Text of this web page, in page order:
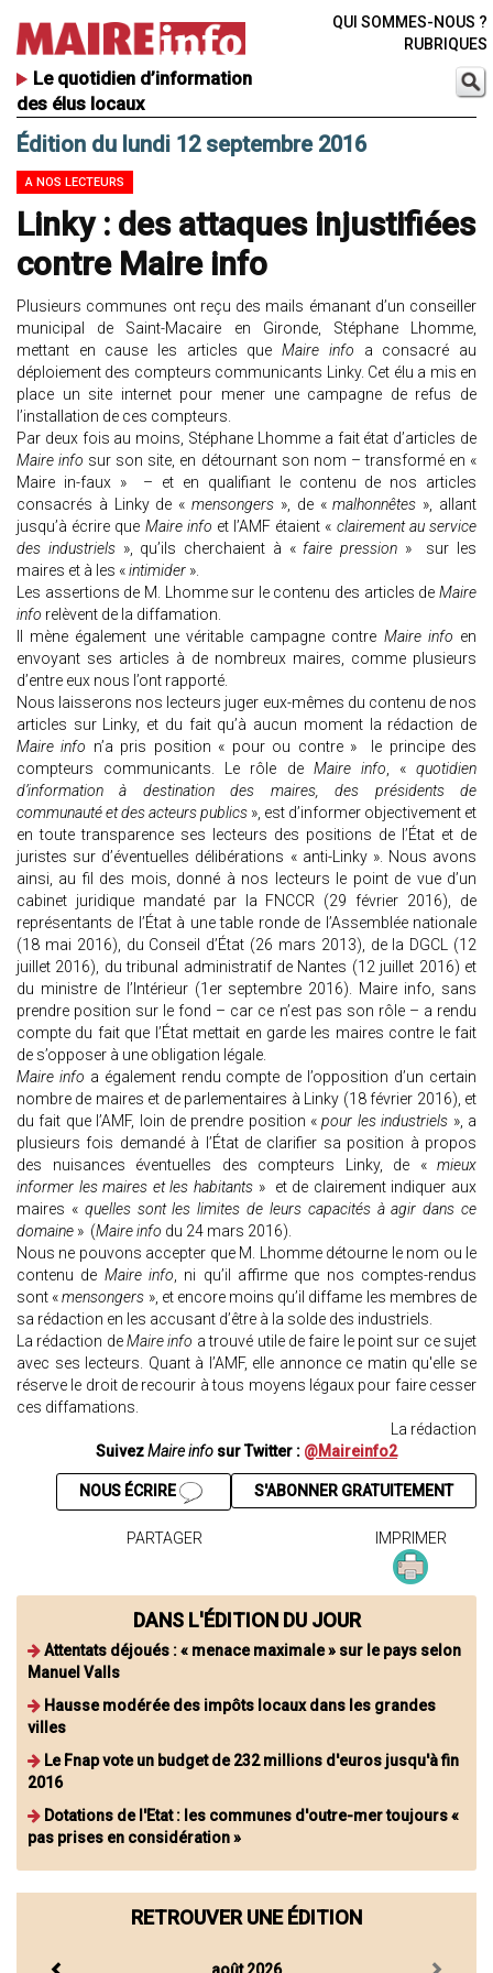
Le quotidien d’information
des élus locaux
QUI SOMMES-NOUS ?
RUBRIQUES
Édition du lundi 12 septembre 2016
A NOS LECTEURS
Linky : des attaques injustifiées
contre Maire info
Plusieurs communes ont reçu des mails émanant d’un conseiller
municipal de Saint-Macaire en Gironde, Stéphane Lhomme,
mettant en cause les articles queMaire info a consacré au
déploiement des compteurs communicants Linky. Cet élu a mis en
place un site internet pour mener une campagne de refus de
l’installation de ces compteurs.
Par deux fois au moins, Stéphane Lhomme a fait état d’articles de
Maire info sur son site, en détournant son nom – transformé en «
Maire in-faux » – et en qualifiant le contenu de nos articles
consacrés à Linky de «mensongers », de «malhonnêtes », allant
jusqu’à écrire que Maire info et l’AMF étaient « clairement au service
des industriels», qu’ils cherchaient à « faire pression » sur les
maires et à les «intimider ».
Les assertions de M. Lhomme sur le contenu des articles de Maire
info relèvent de la diffamation.
Il mène également une véritable campagne contre Maire info en
envoyant ses articles à de nombreux maires, comme plusieurs
d’entre eux nous l’ont rapporté.
Nous laisserons nos lecteurs juger eux-mêmes du contenu de nos
articles sur Linky, et du fait qu’à aucun moment la rédaction de
Maire info n’a pris position « pour ou contre » le principe des
compteurs communicants. Le rôle de Maire info, « quotidien
d’information à destination des maires, des présidents de
communauté et des acteurs publics », est d’informer objectivement et
en toute transparence ses lecteurs des positions de l’État et de
juristes sur d’éventuelles délibérations « anti-Linky ». Nous avons
ainsi, au fil des mois, donné à nos lecteurs le point de vue d’un
cabinet juridique mandaté par la FNCCR (29 février 2016), de
représentants de l’État à une table ronde de l’Assemblée nationale
(18 mai 2016), du Conseil d’État (26 mars 2013), de la DGCL (12
juillet 2016), du tribunal administratif de Nantes (12 juillet 2016) et
du ministre de l’Intérieur (1er septembre 2016). Maire info, sans
prendre position sur le fond – car ce n’est pas son rôle – a rendu
compte du fait que l’État mettait en garde les maires contre le fait
de s’opposer à une obligation légale.
Maire info a également rendu compte de l’opposition d’un certain
nombre de maires et de parlementaires à Linky (18 février 2016), et
du fait que l’AMF, loin de prendre position «pour les industriels », a
plusieurs fois demandé à l’État de clarifier sa position à propos
des nuisances éventuelles des compteurs Linky, de « mieux
informer les maires et les habitants» et de clairement indiquer aux
maires « quelles sont les limites de leurs capacités à agir dans ce
domaine » (Maire info du 24 mars 2016).
Nous ne pouvons accepter que M. Lhomme détourne le nom ou le
contenu de Maire info, ni qu’il affirme que nos comptes-rendus
sont «mensongers », et encore moins qu’il diffame les membres de
sa rédaction en les accusant d’être à la solde des industriels.
La rédaction deMaire info a trouvé utile de faire le point sur ce sujet
avec ses lecteurs. Quant à l’AMF, elle annonce ce matin qu'elle se
réserve le droit de recourir à tous moyens légaux pour faire cesser
ces diffamations.
La rédaction
SuivezMaire info sur Twitter : @Maireinfo2
S'ABONNER GRATUITEMENT
NOUS ÉCRIRE
PARTAGER IMPRIMER
DANS L'ÉDITION DU JOUR
Attentats déjoués : « menace maximale » sur le pays selon
Manuel Valls
Hausse modérée des impôts locaux dans les grandes
villes
Le Fnap vote un budget de 232 millions d'euros jusqu'à fin
2016
Dotations de l'Etat : les communes d'outre-mer toujours «
pas prises en considération »
RETROUVER UNE ÉDITION
août 2026